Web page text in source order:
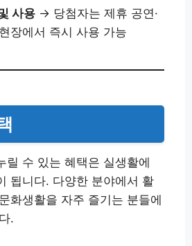
사용 → 당첨자는 제휴 공연·
장에서 즉시 사용 가능
릴 수 있는 혜택은 실생활에
됩니다. 다양한 분야에서 활
화생활을 자주 즐기는 분들에
.